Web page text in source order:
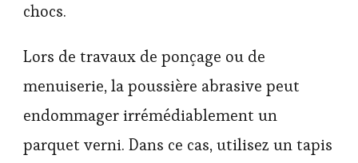
chocs.
Lors de travaux de ponçage ou de
menuiserie, la poussière abrasive peut
endommager irrémédiablement un
parquet verni. Dans ce cas, utilisez un tapis